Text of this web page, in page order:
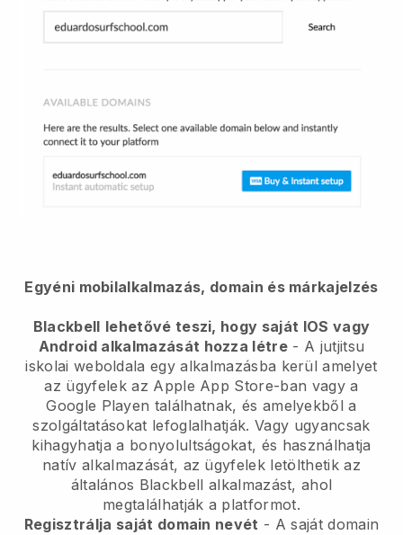
Egyéni mobilalkalmazás, domain és márkajelzés
Blackbell lehetővé teszi, hogy saját IOS vagy
Android alkalmazását hozza létre - A jutjitsu
iskolai weboldala egy alkalmazásba kerül amelyet
az ügyfelek az Apple App Store-ban vagy a
Google Playen találhatnak, és amelyekből a
szolgáltatásokat lefoglalhatják. Vagy ugyancsak
kihagyhatja a bonyolultságokat, és használhatja
natív alkalmazását, az ügyfelek letölthetik az
általános Blackbell alkalmazást, ahol
megtalálhatják a platformot.
Regisztrálja saját domain nevét - A saját domain